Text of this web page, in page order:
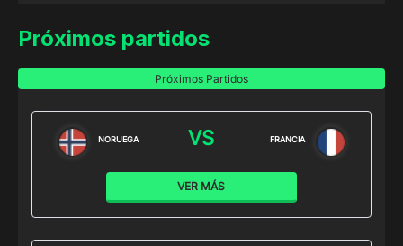
Próximos partidos